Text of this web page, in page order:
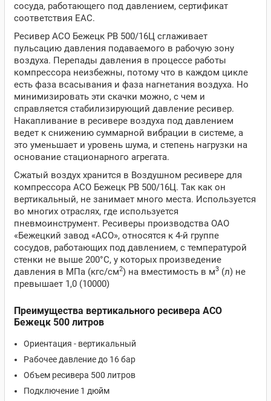
сосуда, работающего под давлением, сертификат
соответствия ЕАС.
Ресивер АСО Бежецк РВ 500/16Ц сглаживает
пульсацию давления подаваемого в рабочую зону
воздуха. Перепады давления в процессе работы
компрессора неизбежны, потому что в каждом цикле
есть фаза всасывания и фаза нагнетания воздуха. Но
минимизировать эти скачки можно, с чем и
справляется стабилизирующий давление ресивер.
Накапливание в ресивере воздуха под давлением
ведет к снижению суммарной вибрации в системе, а
это уменьшает и уровень шума, и степень нагрузки на
основание стационарного агрегата.
Сжатый воздух хранится в Воздушном ресивере для
компрессора АСО Бежецк РВ 500/16Ц. Так как он
вертикальный, не занимает много места. Используется
во многих отраслях, где используется
пневмоинструмент. Ресиверы производства ОАО
«Бежецкий завод «АСО», относятся к 4-й группе
сосудов, работающих под давлением, с температурой
стенки не выше 200°С, у которых произведение
давления в МПа (кгс/см2) на вместимость в м3 (л) не
превышает 1,0 (10000)
Преимущества вертикального ресивера АСО
Бежецк 500 литров
Ориентация - вертикальный
Рабочее давление до 16 бар
Объем ресивера 500 литров
Подключение 1 дюйм